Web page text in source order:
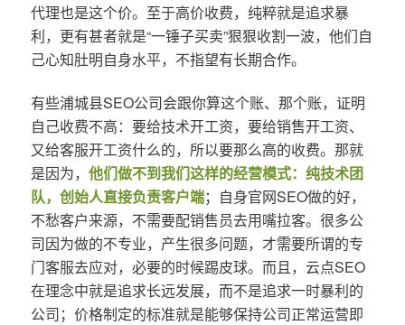
代理也是这个价。至于高价收费，纯粹就是追求暴
利，更有甚者就是“一锤子买卖”狠狠收割一波，他们自
己心知肚明自身水平，不指望有长期合作。
有些浦城县SEO公司会跟你算这个账、那个账，证明
自己收费不高：要给技术开工资，要给销售开工资、
又给客服开工资什么的，所以要那么高的收费。那就
是因为， 他们做不到我们这样的经营模式：纯技术团
队，创始人直接负责客户端；自身官网SEO做的好，
不愁客户来源，不需要配销售员去用嘴拉客。很多公
司因为做的不专业，产生很多问题，才需要所谓的专
门客服去应对，必要的时候踢皮球。而且，云点SEO
在理念中就是追求长远发展，而不是追求一时暴利的
公司；价格制定的标准就是能够保持公司正常运营即